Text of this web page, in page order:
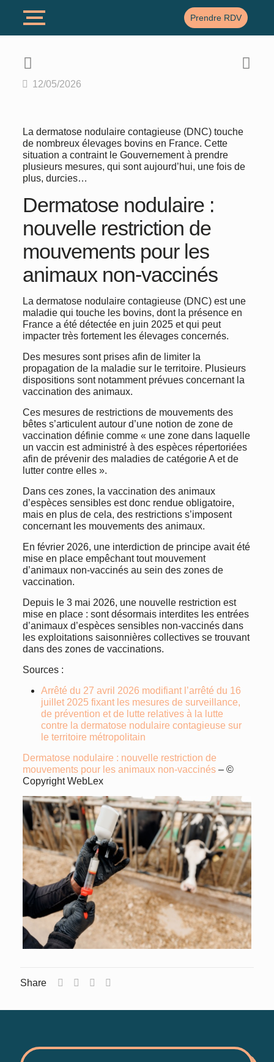
Prendre RDV
12/05/2026
La dermatose nodulaire contagieuse (DNC) touche
de nombreux élevages bovins en France. Cette
situation a contraint le Gouvernement à prendre
plusieurs mesures, qui sont aujourd’hui, une fois de
plus, durcies…
Dermatose nodulaire :
nouvelle restriction de
mouvements pour les
animaux non-vaccinés
La dermatose nodulaire contagieuse (DNC) est une
maladie qui touche les bovins, dont la présence en
France a été détectée en juin 2025 et qui peut
impacter très fortement les élevages concernés.
Des mesures sont prises afin de limiter la
propagation de la maladie sur le territoire. Plusieurs
dispositions sont notamment prévues concernant la
vaccination des animaux.
Ces mesures de restrictions de mouvements des
bêtes s’articulent autour d’une notion de zone de
vaccination définie comme « une zone dans laquelle
un vaccin est administré à des espèces répertoriées
afin de prévenir des maladies de catégorie A et de
lutter contre elles ».
Dans ces zones, la vaccination des animaux
d’espèces sensibles est donc rendue obligatoire,
mais en plus de cela, des restrictions s’imposent
concernant les mouvements des animaux.
En février 2026, une interdiction de principe avait été
mise en place empêchant tout mouvement
d’animaux non-vaccinés au sein des zones de
vaccination.
Depuis le 3 mai 2026, une nouvelle restriction est
mise en place : sont désormais interdites les entrées
d’animaux d’espèces sensibles non-vaccinés dans
les exploitations saisonnières collectives se trouvant
dans des zones de vaccinations.
Sources :
Arrêté du 27 avril 2026 modifiant l’arrêté du 16
juillet 2025 fixant les mesures de surveillance,
de prévention et de lutte relatives à la lutte
contre la dermatose nodulaire contagieuse sur
le territoire métropolitain
Dermatose nodulaire : nouvelle restriction de
mouvements pour les animaux non-vaccinés– ©
Copyright WebLex
Share